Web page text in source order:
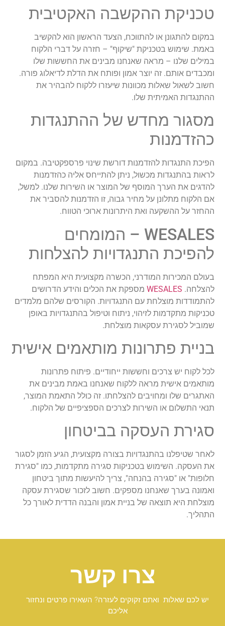
טכניקת ההקשבה האקטיבית
במקום להתגונן או להתווכח, הצעד הראשון הוא להקשיב
באמת. שימוש בטכניקת "שיקוף" – חזרה על דברי הלקוח
במילים שלנו – מראה שאנחנו מבינים את החששות שלו
ומכבדים אותם. זה יוצר אמון ופותח את הדלת לדיאלוג פורה.
חשוב לשאול שאלות מכוונות שיעזרו ללקוח להבהיר את
ההתנגדות האמיתית שלו.
מסגור מחדש של ההתנגדות
כהזדמנות
הפיכת התנגדות להזדמנות דורשת שינוי פרספקטיבה. במקום
לראות בהתנגדות מכשול, ניתן להתייחס אליה כהזדמנות
להדגים את הערך המוסף של המוצר או השירות שלנו. למשל,
אם הלקוח מתלונן על מחיר גבוה, זו הזדמנות להסביר את
ההחזר על ההשקעה ואת היתרונות ארוכי הטווח.
WESALES – המומחים
להפיכת התנגדויות להצלחות
בעולם המכירות המודרני, הכשרה מקצועית היא המפתח
להצלחה. WESALES מספקת את הכלים והידע הדרושים
להתמודדות מוצלחת עם התנגדויות. הקורסים שלהם מלמדים
טכניקות מתקדמות לזיהוי, ניתוח וטיפול בהתנגדויות באופן
שמוביל לסגירת עסקאות מוצלחת.
בניית פתרונות מותאמים אישית
לכל לקוח יש צרכים וחששות ייחודיים. פיתוח פתרונות
מותאמים אישית מראה ללקוח שאנחנו באמת מבינים את
האתגרים שלו ומחויבים להצלחתו. זה כולל התאמת המוצר,
תנאי התשלום או השירות לצרכים הספציפיים של הלקוח.
סגירת העסקה בביטחון
לאחר שטיפלנו בהתנגדויות בצורה מקצועית, הגיע הזמן לסגור
את העסקה. השימוש בטכניקות סגירה מתקדמות, כמו "סגירת
חלופות" או "סגירה בהנחה", צריך להיעשות מתוך ביטחון
ואמונה בערך שאנחנו מספקים. חשוב לזכור שסגירת עסקה
מוצלחת היא תוצאה של בניית אמון והבנה הדדית לאורך כל
התהליך.
צרו קשר
יש לכם שאלות ואתם זקוקים לעזרה? השאירו פרטים ונחזור
אליכם